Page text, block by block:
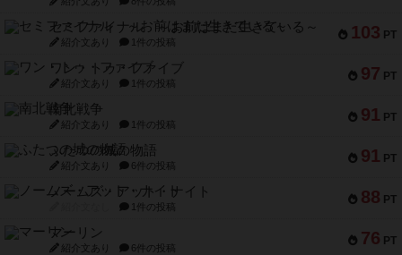
103 PT
セミファイナル ～お前はまだ生きている～
紹介文あり 1件の投稿
97 PT
ワン・トゥ・ファイブ
紹介文あり 1件の投稿
91 PT
南北戦争
紹介文あり 1件の投稿
91 PT
ふたつの城の物語
紹介文あり 6件の投稿
88 PT
ノームズ・アット・ナイト
1件の投稿
76 PT
マーリン
紹介文あり 6件の投稿